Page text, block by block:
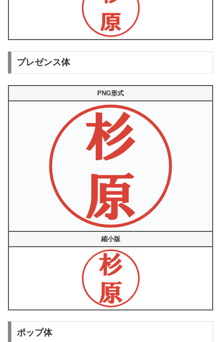
プレゼンス体
PNG形式
縮小版
ポップ体